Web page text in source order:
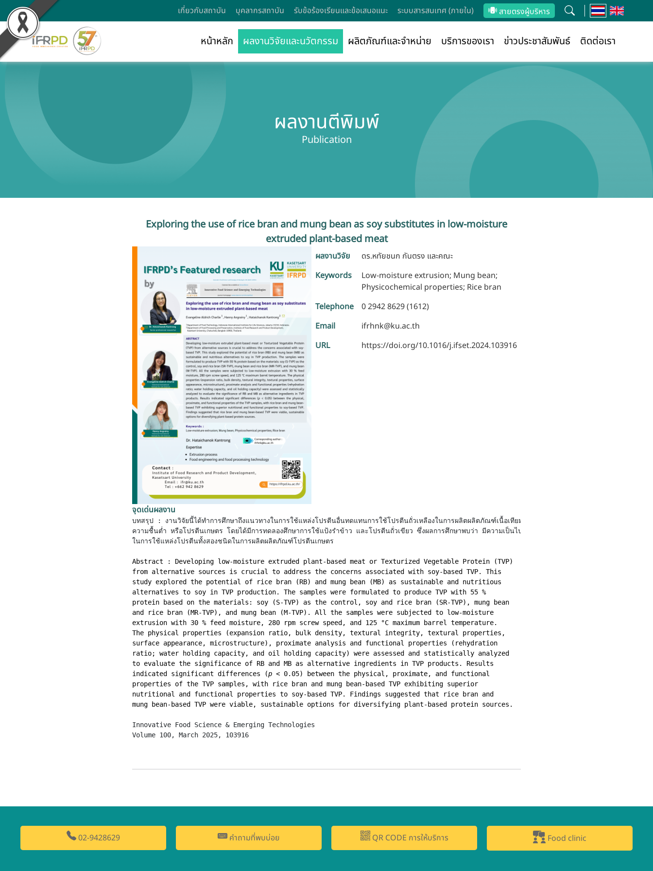
เกี่ยวกับสถาบัน บุคลากรสถาบัน รับข้อร้องเรียนและข้อเสนอแนะ ระบบสารสนเทศ (ภายใน) สายตรงผู้บริหาร
หน้าหลัก ผลงานวิจัยและนวัตกรรม ผลิตภัณฑ์และจำหน่าย บริการของเรา ข่าวประชาสัมพันธ์ ติดต่อเรา
ผลงานตีพิมพ์
Publication
Exploring the use of rice bran and mung bean as soy substitutes in low-moisture
extruded plant-based meat
ผลงานวิจัย
ดร.หทัยชนก กันตรง และคณะ
Keywords
Low-moisture extrusion; Mung bean;
Physicochemical properties; Rice bran
Telephone
0 2942 8629 (1612)
Email
ifrhnk@ku.ac.th
URL
https://doi.org/10.1016/j.ifset.2024.103916
จุดเด่นผลงาน
บทสรุป : งานวิจัยนี้ได้ทำการศึกษาถึงแนวทางในการใช้แหล่งโปรตีนอื่นทดแทนการใช้โปรตีนถั่วเหลืองในการผลิตผลิตภัณฑ์เนื้อเทียม
ความชื้นต่ำ หรือโปรตีนเกษตร โดยได้มีการทดลองศึกษาการใช้แป้งรำข้าว และโปรตีนถั่วเขียว ซึ่งผลการศึกษาพบว่า มีความเป็นไปได้
ในการใช้แหล่งโปรตีนทั้งสองชนิดในการผลิตผลิตภัณฑ์โปรตีนเกษตร
Abstract : Developing low-moisture extruded plant-based meat or Texturized Vegetable Protein (TVP)
from alternative sources is crucial to address the concerns associated with soy-based TVP. This
study explored the potential of rice bran (RB) and mung bean (MB) as sustainable and nutritious
alternatives to soy in TVP production. The samples were formulated to produce TVP with 55 %
protein based on the materials: soy (S-TVP) as the control, soy and rice bran (SR-TVP), mung bean
and rice bran (MR-TVP), and mung bean (M-TVP). All the samples were subjected to low-moisture
extrusion with 30 % feed moisture, 280 rpm screw speed, and 125 °C maximum barrel temperature.
The physical properties (expansion ratio, bulk density, textural integrity, textural properties,
surface appearance, microstructure), proximate analysis and functional properties (rehydration
ratio; water holding capacity, and oil holding capacity) were assessed and statistically analyzed
to evaluate the significance of RB and MB as alternative ingredients in TVP products. Results
indicated significant differences (p < 0.05) between the physical, proximate, and functional
properties of the TVP samples, with rice bran and mung bean-based TVP exhibiting superior
nutritional and functional properties to soy-based TVP. Findings suggested that rice bran and
mung bean-based TVP were viable, sustainable options for diversifying plant-based protein sources.
Innovative Food Science & Emerging Technologies
Volume 100, March 2025, 103916
02-9428629 คำถามที่พบบ่อย QR CODE การให้บริการ Food clinic